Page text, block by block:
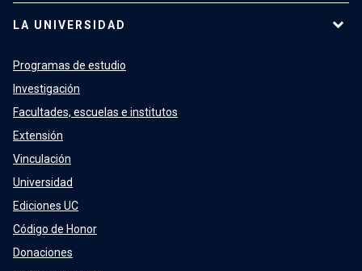
LA UNIVERSIDAD
Programas de estudio
Investigación
Facultades, escuelas e institutos
Extensión
Vinculación
Universidad
Ediciones UC
Código de Honor
Donaciones